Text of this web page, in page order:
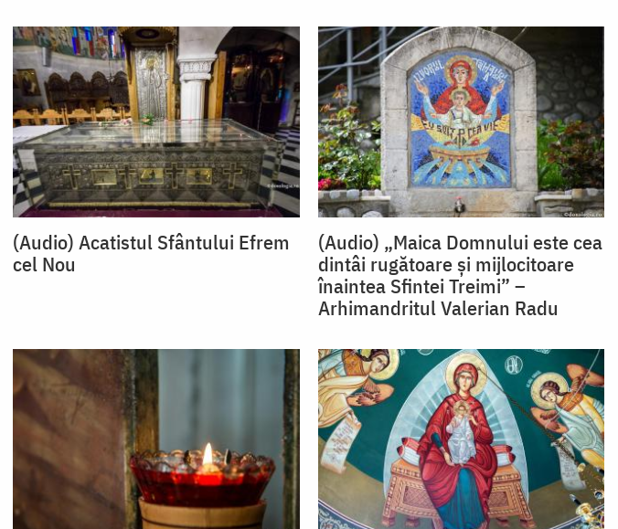
(Audio) Acatistul Sfântului Efrem
cel Nou
(Audio) „Maica Domnului este cea
dintâi rugătoare și mijlocitoare
înaintea Sfintei Treimi” –
Arhimandritul Valerian Radu